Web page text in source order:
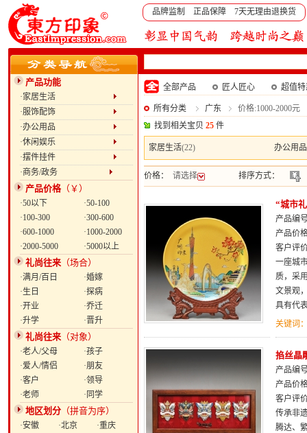
品牌监制 正品保障 7天无理由退换货
产品功能
·家居生活
·服饰配饰
·办公用品
·休闲娱乐
·摆件挂件
·商务/政务
产品价格（￥）
·50以下
·50-100
·100-300
·300-600
·600-1000
·1000-2000
·2000-5000
·5000以上
礼尚往来 （场合）
·满月/百日
·婚嫁
·生日
·探病
·开业
·乔迁
·升学
·晋升
礼尚往来 （对象）
·老人/父母
·孩子
·爱人/情侣
·朋友
·客户
·领导
·老师
·同学
地区划分 （拼音为序）
·安徽 ·北京
·重庆
全部产品 匠人匠心 超值
所有分类 广东
价格:1000-2000元
找到相关宝贝 25 件
家居生活(22) 办公用品
价格： 请选择 排序方式：
“城市
产品编
产品价
客户评
一座城
质，采
文景观
具有代
关键词
掐丝晶
产品编
产品价
客户评
传承非
腾达、